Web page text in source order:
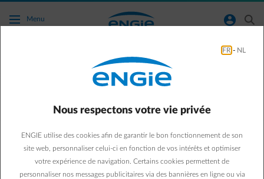
Accéder au contenu principal
Menu normal-account-circle search
Comment lire mes index ?
Pour le gaz naturel vous avez alors un compteur avec un cadran.
Pour l'électricité, vous devez vérifier si vous avez un compteur à un
ou deux cadrans.
Pour savoir à quoi ressemblent ces compteurs et comment les lire,
FR - NL
Nous respectons votre vie privée
ENGIE utilise des cookies afin de garantir le bon fonctionnement de son
site web, personnaliser celui-ci en fonction de vos intérêts et optimiser
votre expérience de navigation. Certains cookies permettent de
personnaliser nos messages publicitaires via des bannières en ligne ou via